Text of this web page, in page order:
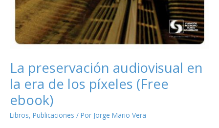
La preservación audiovisual en
la era de los píxeles (Free
ebook)
Libros, Publicaciones / Por Jorge Mario Vera